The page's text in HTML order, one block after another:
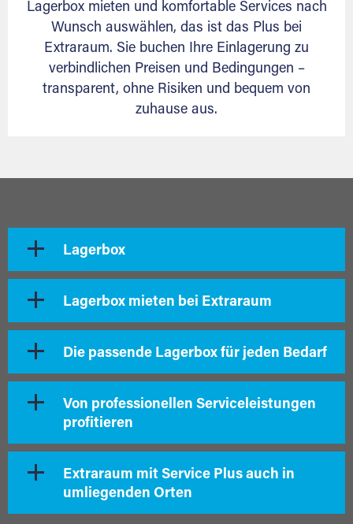
Lagerbox mieten und komfortable Services nach
Wunsch auswählen, das ist das Plus bei
Extraraum. Sie buchen Ihre Einlagerung zu
verbindlichen Preisen und Bedingungen –
transparent, ohne Risiken und bequem von
zuhause aus.
Lagerbox
Lagerbox mieten bei Extraraum
Die passende Lagerbox für jeden Bedarf
Von professionellen Serviceleistungen
profitieren
Extraraum mit Service Plus auch in
umliegenden Orten